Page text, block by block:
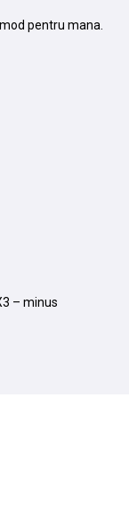
pentru mana.
– minus